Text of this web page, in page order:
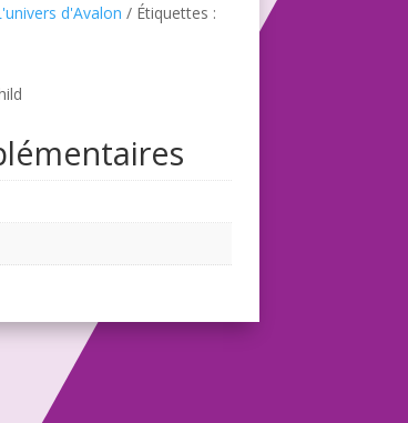
d'Avalon
Étiquettes :